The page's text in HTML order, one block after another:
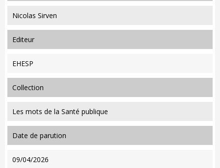
Nicolas Sirven
editeur
EHESP
collection
Les mots de la Santé publique
date de parution
09/04/2026